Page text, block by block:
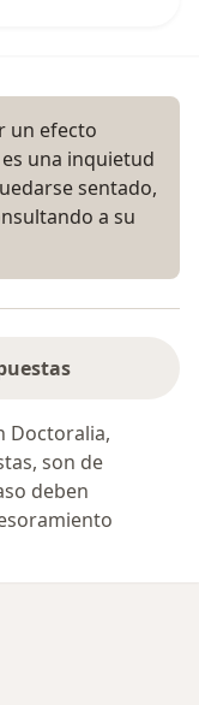
un efecto
una inquietud
sentado,
a su
Doctoralia,
son de
deben